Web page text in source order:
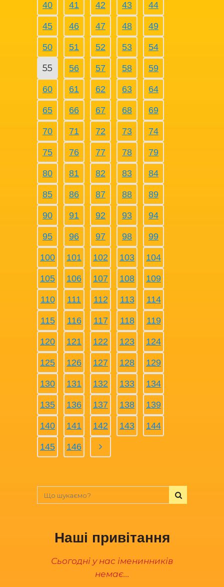
40 41 42 43 44
45 46 47 48 49
50 51 52 53 54
55 56 57 58 59
60 61 62 63 64
65 66 67 68 69
70 71 72 73 74
75 76 77 78 79
80 81 82 83 84
85 86 87 88 89
90 91 92 93 94
95 96 97 98 99
100 101 102 103 104
105 106 107 108 109
110 111 112 113 114
115 116 117 118 119
120 121 122 123 124
125 126 127 128 129
130 131 132 133 134
135 136 137 138 139
140 141 142 143 144
145 146
Наші привітання
Сьогодні у нас іменинників
немає...